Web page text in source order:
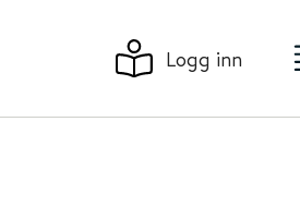
Logg inn